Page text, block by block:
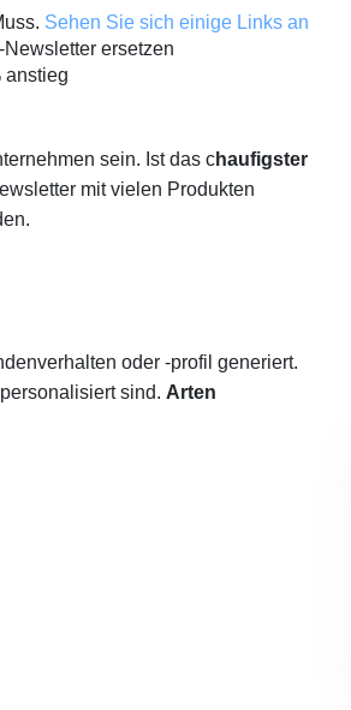
Sehen Sie sich einige Links an
ersetzen
anstieg
sein. Ist das chaufigster
mit vielen Produkten
oder -profil generiert.
sind. Arten